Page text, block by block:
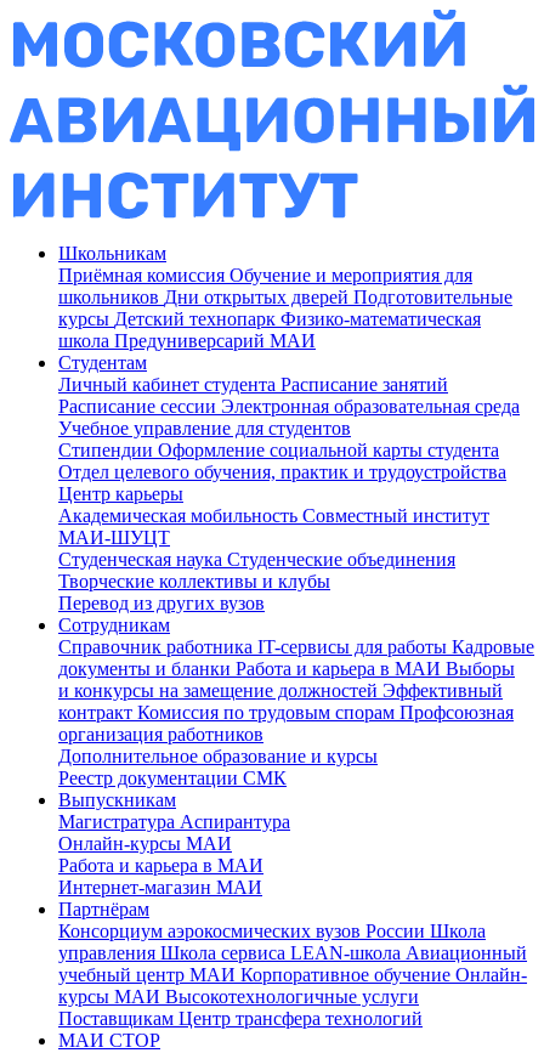
Школьникам
Приёмная комиссия Обучение и мероприятия для
школьников Дни открытых дверей Подготовительные
курсы Детский технопарк Физико-математическая
школа Предуниверсарий МАИ
Студентам
Личный кабинет студента Расписание занятий
Расписание сессии Электронная образовательная среда
Учебное управление для студентов
Стипендии Оформление социальной карты студента
Отдел целевого обучения, практик и трудоустройства
Центр карьеры
Академическая мобильность Совместный институт
МАИ-ШУЦТ
Студенческая наука Студенческие объединения
Творческие коллективы и клубы
Перевод из других вузов
Сотрудникам
Cправочник работника IT-сервисы для работы Кадровые
документы и бланки Работа и карьера в МАИ Выборы
и конкурсы на замещение должностей Эффективный
контракт Комиссия по трудовым спорам Профсоюзная
организация работников
Дополнительное образование и курсы
Реестр документации СМК
Выпускникам
Магистратура Аспирантура
Онлайн-курсы МАИ
Работа и карьера в МАИ
Интернет-магазин МАИ
Партнёрам
Консорциум аэрокосмических вузов России Школа
управления Школа сервиса LEAN-школа Авиационный
учебный центр МАИ Корпоративное обучение Онлайн-
курсы МАИ Высокотехнологичные услуги
Поставщикам Центр трансфера технологий
МАИ СТОР